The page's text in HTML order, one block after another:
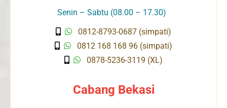
Senin – Sabtu (08.00 – 17.30)
0812-8793-0687 (simpati)
0812 168 168 96 (simpati)
0878-5236-3119 (XL)
Cabang Bekasi